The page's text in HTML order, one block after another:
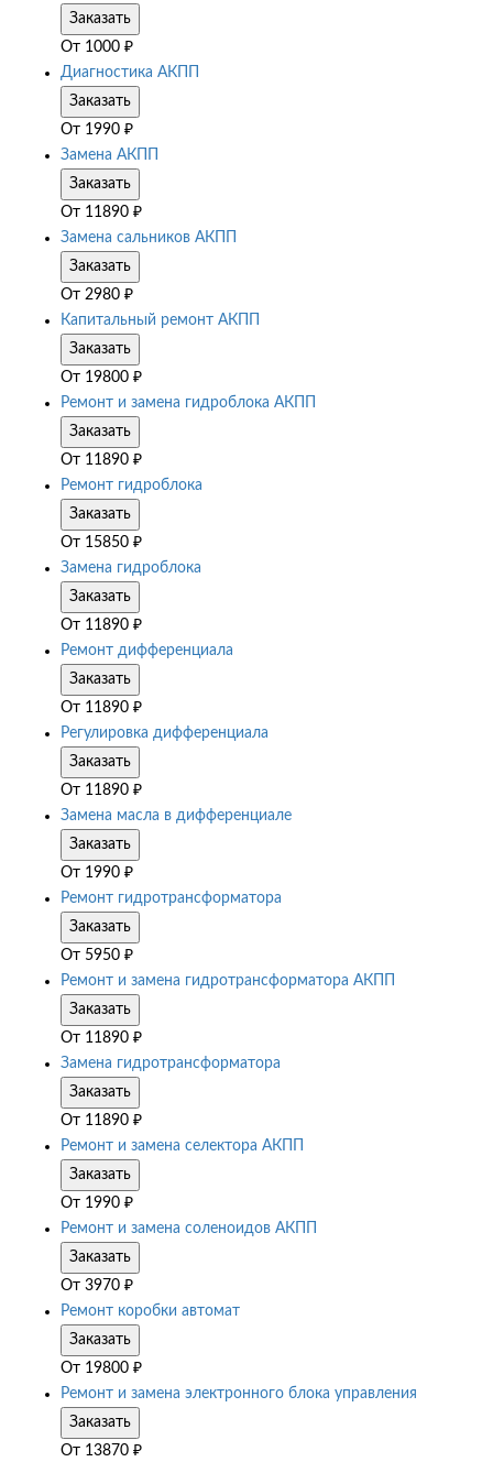
Заказать
От 1000 ₽
Диагностика АКПП
Заказать
От 1990 ₽
Замена АКПП
Заказать
От 11890 ₽
Замена сальников АКПП
Заказать
От 2980 ₽
Капитальный ремонт АКПП
Заказать
От 19800 ₽
Ремонт и замена гидроблока АКПП
Заказать
От 11890 ₽
Ремонт гидроблока
Заказать
От 15850 ₽
Замена гидроблока
Заказать
От 11890 ₽
Ремонт дифференциала
Заказать
От 11890 ₽
Регулировка дифференциала
Заказать
От 11890 ₽
Замена масла в дифференциале
Заказать
От 1990 ₽
Ремонт гидротрансформатора
Заказать
От 5950 ₽
Ремонт и замена гидротрансформатора АКПП
Заказать
От 11890 ₽
Замена гидротрансформатора
Заказать
От 11890 ₽
Ремонт и замена селектора АКПП
Заказать
От 1990 ₽
Ремонт и замена соленоидов АКПП
Заказать
От 3970 ₽
Ремонт коробки автомат
Заказать
От 19800 ₽
Ремонт и замена электронного блока управления
Заказать
От 13870 ₽